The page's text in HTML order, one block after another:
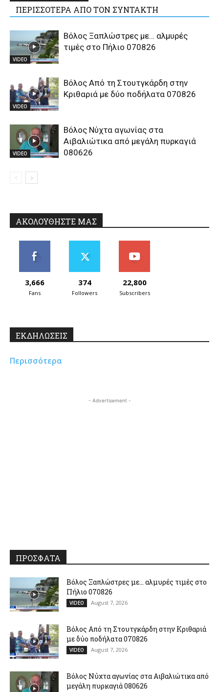
ΠΕΡΙΣΣΟΤΕΡΑ ΑΠΟ ΤΟΝ ΣΥΝΤΑΚΤΗ
VIDEO
Βόλος Ξαπλώστρες με… αλμυρές
τιμές στο Πήλιο 070826
VIDEO
Βόλος Από τη Στουτγκάρδη στην
Κριθαριά με δύο ποδήλατα 070826
VIDEO
Βόλος Νύχτα αγωνίας στα
Αιβαλιώτικα από μεγάλη πυρκαγιά
080626
ΑΚΟΛΟΥΘΗΣΤΕ ΜΑΣ
3,666
Fans
374
Followers
22,800
Subscribers
ΕΚΔΗΛΩΣΕΙΣ
Περισσότερα
- Advertisement -
ΠΡΟΣΦΑΤΑ
Βόλος Ξαπλώστρες με… αλμυρές τιμές στο
Πήλιο 070826
VIDEO August 7, 2026
Βόλος Από τη Στουτγκάρδη στην Κριθαριά
με δύο ποδήλατα 070826
VIDEO August 7, 2026
Βόλος Νύχτα αγωνίας στα Αιβαλιώτικα από
μεγάλη πυρκαγιά 080626